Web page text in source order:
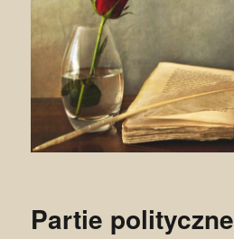
Partie polityczne